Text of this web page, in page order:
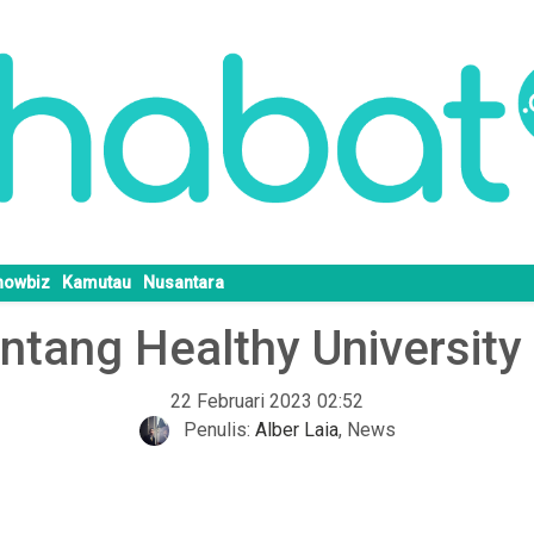
Kamutau Nusantara
Healthy
22 Februari 2023 02:52
Penulis: Alber Laia, News